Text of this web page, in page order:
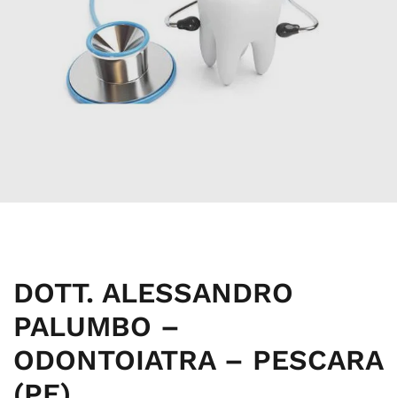
DOTT. ALESSANDRO
PALUMBO –
ODONTOIATRA – PESCARA